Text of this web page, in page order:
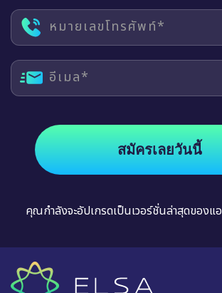
หมายเลขโทรศัพท์*
อีเมล*
สมัครเลยวันนี้
คุณกำลังจะอัปเกรดเป็นเวอร์ชั่นล่าสุดของแ